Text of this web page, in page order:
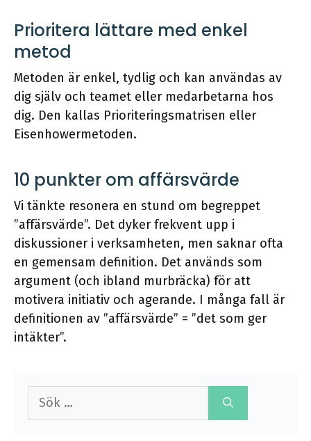
Prioritera lättare med enkel
metod
Metoden är enkel, tydlig och kan användas av
dig själv och teamet eller medarbetarna hos
dig. Den kallas Prioriteringsmatrisen eller
Eisenhowermetoden.
10 punkter om affärsvärde
Vi tänkte resonera en stund om begreppet
”affärsvärde”. Det dyker frekvent upp i
diskussioner i verksamheten, men saknar ofta
en gemensam definition. Det används som
argument (och ibland murbräcka) för att
motivera initiativ och agerande. I många fall är
definitionen av ”affärsvärde” = ”det som ger
intäkter”.
efter: